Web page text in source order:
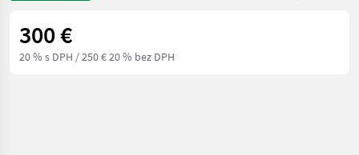
300 €
20 % s DPH / 250 € 20 % bez DPH